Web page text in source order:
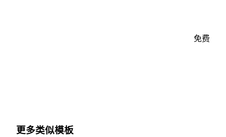
免费
更多类似模板